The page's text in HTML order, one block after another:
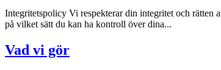
Integritetspolicy Vi respekterar din integritet och
på vilket sätt du kan ha kontroll över dina...
Vad vi gör